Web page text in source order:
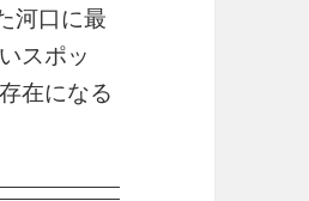
河口に最
スポッ
在になる